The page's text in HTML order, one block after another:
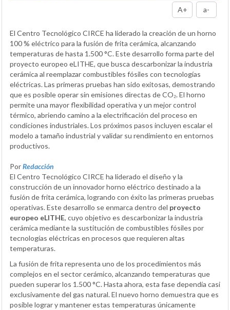
A+ a-
El Centro Tecnológico CIRCE ha liderado la creación de un horno
100 % eléctrico para la fusión de frita cerámica, alcanzando
temperaturas de hasta 1.500 °C. Este desarrollo forma parte del
proyecto europeo eLITHE, que busca descarbonizar la industria
cerámica al reemplazar combustibles fósiles con tecnologías
eléctricas. Las primeras pruebas han sido exitosas, demostrando
que es posible operar sin emisiones directas de CO₂. El horno
permite una mayor flexibilidad operativa y un mejor control
térmico, abriendo camino a la electrificación del proceso en
condiciones industriales. Los próximos pasos incluyen escalar el
modelo a tamaño industrial y validar su rendimiento en entornos
productivos.
PorRedacción
El Centro Tecnológico CIRCE ha liderado el diseño y la
construcción de un innovador horno eléctrico destinado a la
fusión de frita cerámica, logrando con éxito las primeras pruebas
operativas. Este desarrollo se enmarca dentro del proyecto
europeo eLITHE, cuyo objetivo es descarbonizar la industria
cerámica mediante la sustitución de combustibles fósiles por
tecnologías eléctricas en procesos que requieren altas
temperaturas.
La fusión de frita representa uno de los procedimientos más
complejos en el sector cerámico, alcanzando temperaturas que
pueden superar los 1.500 °C. Hasta ahora, esta fase dependía casi
exclusivamente del gas natural. El nuevo horno demuestra que es
posible lograr y mantener estas temperaturas únicamente